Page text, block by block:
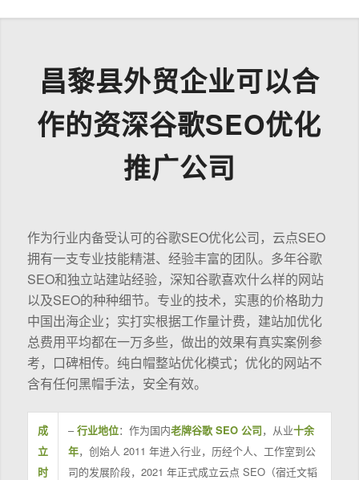
昌黎县外贸企业可以合
作的资深谷歌SEO优化
推广公司
作为行业内备受认可的谷歌SEO优化公司，云点SEO
拥有一支专业技能精湛、经验丰富的团队。多年谷歌
SEO和独立站建站经验，深知谷歌喜欢什么样的网站
以及SEO的种种细节。专业的技术，实惠的价格助力
中国出海企业；实打实根据工作量计费，建站加优化
总费用平均都在一万多些，做出的效果有真实案例参
考，口碑相传。纯白帽整站优化模式；优化的网站不
含有任何黑帽手法，安全有效。
成
立
时
–行业地位：作为国内老牌谷歌 SEO 公司，从业十余
年，创始人 2011 年进入行业，历经个人、工作室到公
司的发展阶段，2021 年正式成立云点 SEO（宿迁文韬